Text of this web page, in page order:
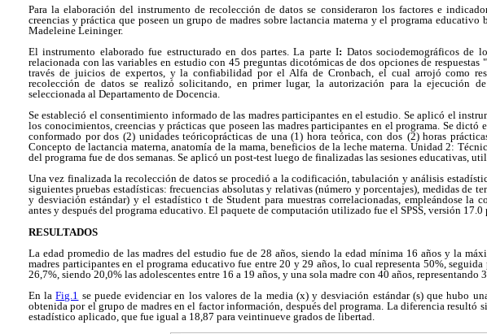
Para la elaboración del instrumento de recolección de datos se consideraron los factores e
creencias y práctica que poseen un grupo de madres sobre lactancia materna y el programa educativo
Madeleine Leininger.
El instrumento elaborado fue estructurado en dos partes. La parte I: Datos sociodemográficos de
relacionada con las variables en estudio con 45 preguntas dicotómicas de dos opciones de
través de juicios de expertos, y la confiabilidad por el Alfa de Cronbach, el cual arrojó como
recolección de datos se realizó solicitando, en primer lugar, la autorización para la ejecución
seleccionada al Departamento de Docencia.
Se estableció el consentimiento informado de las madres participantes en el estudio. Se aplicó el
los conocimientos, creencias y prácticas que poseen las madres participantes en el programa. Se dictó
conformado por dos (2) unidades teóricoprácticas de una (1) hora teórica, con dos (2) horas
Concepto de lactancia materna, anatomía de la mama, beneficios de la leche materna. Unidad 2:
del programa fue de dos semanas. Se aplicó un post-test luego de finalizadas las sesiones educativas,
Una vez finalizada la recolección de datos se procedió a la codificación, tabulación y análisis
siguientes pruebas estadísticas: frecuencias absolutas y relativas (número y porcentajes), medidas de
y desviación estándar) y el estadístico t de Student para muestras correlacionadas, empleándose la
antes y después del programa educativo. El paquete de computación utilizado fue el SPSS, versión 17.0
RESULTADOS
La edad promedio de las madres del estudio fue de 28 años, siendo la edad mínima 16 años y la
madres participantes en el programa educativo fue entre 20 y 29 años, lo cual representa 50%,
26,7%, siendo 20,0% las adolescentes entre 16 a 19 años, y una sola madre con 40 años, representando
En laFig.1 se puede evidenciar en los valores de la media (x) y desviación estándar (s) que hubo
obtenida por el grupo de madres en el factor información, después del programa. La diferencia resultó
estadístico aplicado, que fue igual a 18,87 para veintinueve grados de libertad.